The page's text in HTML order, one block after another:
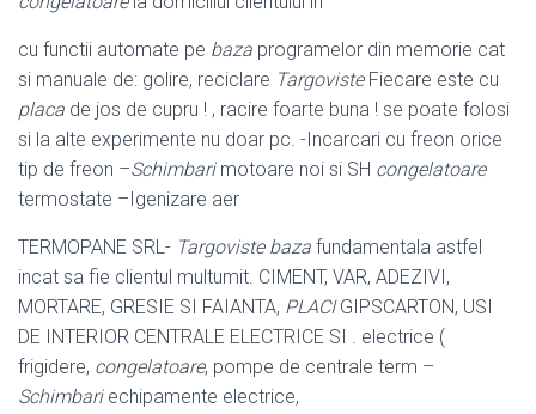
cu functii automate pe baza programelor din memorie cat
si manuale de: golire, reciclare TargovisteFiecare este cu
placa de jos de cupru ! , racire foarte buna ! se poate folosi
si la alte experimente nu doar pc. -Incarcari cu freon orice
tip de freon –Schimbarimotoare noi si SH congelatoare
termostate –Igenizare aer
TERMOPANE SRL- Targoviste baza fundamentala astfel
incat sa fie clientul multumit. CIMENT, VAR, ADEZIVI,
MORTARE, GRESIE SI FAIANTA, PLACIGIPSCARTON, USI
DE INTERIOR CENTRALE ELECTRICE SI . electrice (
frigidere, congelatoare, pompe de centrale term –
Schimbariechipamente electrice,